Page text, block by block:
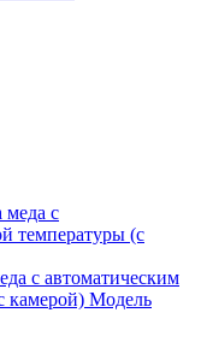
с автоматическим
камерой) Модель